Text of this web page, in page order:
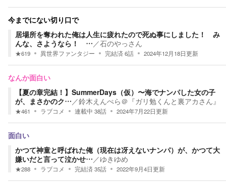
今までにない切り口で
居場所を奪われた俺は人生に疲れたので死ぬ事にしました！ み
んな、さようなら！ …／石のやっさん
★619 異世界ファンタジー 完結済6話 2024年12月18日更新
なんか面白い
【夏の章完結！】SummerDays（仮）〜海でナンパした女の子
が、まさかのク…／鈴木えんぺら＠『ガリ勉くんと裏アカさん』
★461 ラブコメ 連載中 38話 2024年7月22日更新
面白い
かつて神童と呼ばれた俺（現在は冴えないナンパ）が、かつて大
嫌いだと言って泣かせ…／ゆきゆめ
★288 ラブコメ 完結済35話 2022年9月4日更新